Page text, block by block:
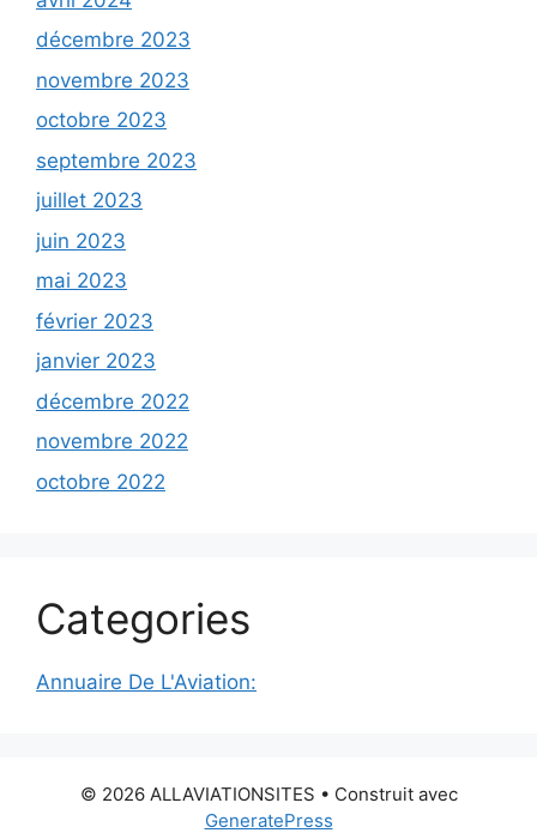
décembre 2023
novembre 2023
octobre 2023
septembre 2023
juillet 2023
juin 2023
mai 2023
février 2023
janvier 2023
décembre 2022
novembre 2022
octobre 2022
Categories
Annuaire De L'Aviation:
© 2026 ALLAVIATIONSITES • Construit avec
GeneratePress